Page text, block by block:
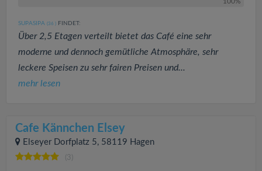
SUPASIPA (36 ) FINDET:
Über 2,5 Etagen verteilt bietet das Café eine sehr
moderne und dennoch gemütliche Atmosphäre, sehr
leckere Speisen zu sehr fairen Preisen und...
mehr lesen
Cafe Kännchen Elsey
Elseyer Dorfplatz 5, 58119 Hagen
(3)